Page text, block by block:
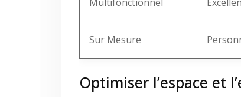
Sur Mesure
Optimiser l’espace et